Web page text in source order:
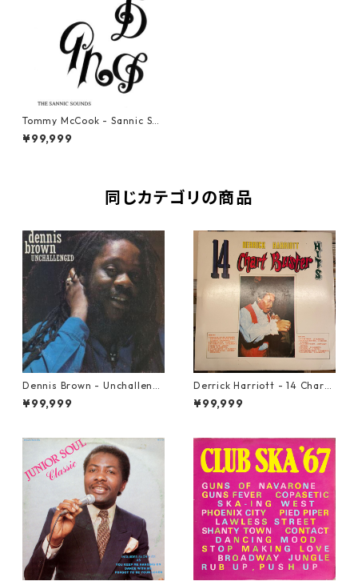
Tommy McCook - Sannic Sou
nds【LP-70019】
¥99,999
同じカテゴリの商品
Dennis Brown - Unchalleng
ed【LP-70046】
¥99,999
Derrick Harriott - 14 Chartb
uster Hits【LP-70092】
¥99,999